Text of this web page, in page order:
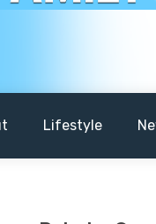
Family Wisdom
Lifestyle